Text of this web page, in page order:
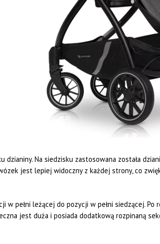
Na siedzisku zastosowana została
jest lepiej widoczny z każdej strony, co
pełni leżącej do pozycji w pełni siedzącej. Po
jest duża i posiada dodatkową rozpinaną